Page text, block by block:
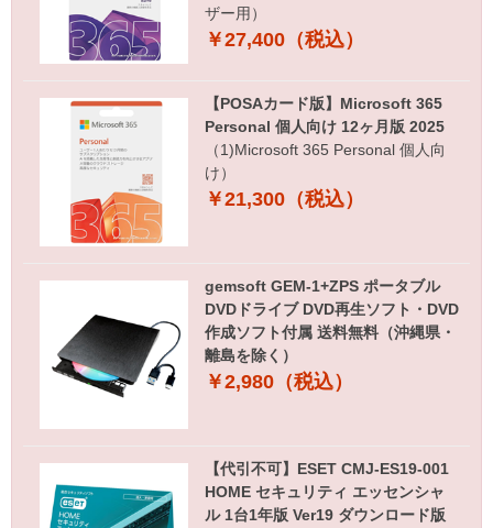
ザー用）
￥27,400（税込）
【POSAカード版】Microsoft 365
Personal 個人向け 12ヶ月版 2025
（1)Microsoft 365 Personal 個人向
け）
￥21,300（税込）
gemsoft GEM-1+ZPS ポータブル
DVDドライブ DVD再生ソフト・DVD
作成ソフト付属 送料無料（沖縄県・
離島を除く）
￥2,980（税込）
【代引不可】ESET CMJ-ES19-001
HOME セキュリティ エッセンシャ
ル 1台1年版 Ver19 ダウンロード版